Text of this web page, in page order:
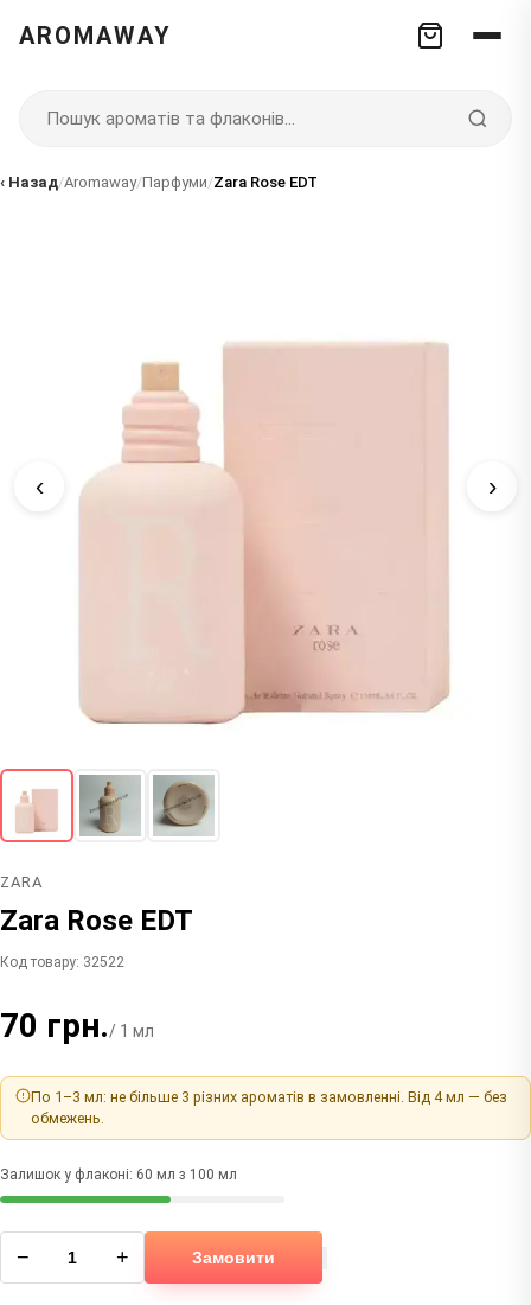
AROMAWAY
‹ Назад/Aromaway/Парфуми/Zara Rose EDT
‹ ›
ZARA
Zara Rose EDT
Код товару: 32522
70 грн./ 1 мл
По 1–3 мл: не більше 3 різних ароматів в замовленні. Від 4 мл — без
обмежень.
Залишок у флаконі: 60 мл з 100 мл
− + Замовити